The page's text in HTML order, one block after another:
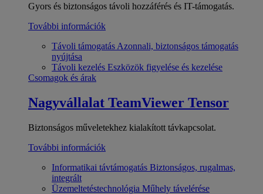
Gyors és biztonságos távoli hozzáférés és IT-támogatás.
További információk
Távoli támogatás Azonnali, biztonságos támogatás
nyújtása
Távoli kezelés Eszközök figyelése és kezelése
Csomagok és árak
Nagyvállalat TeamViewer Tensor
Biztonságos műveletekhez kialakított távkapcsolat.
További információk
Informatikai távtámogatás Biztonságos, rugalmas,
integrált
Üzemeltetéstechnológia Műhely távelérése